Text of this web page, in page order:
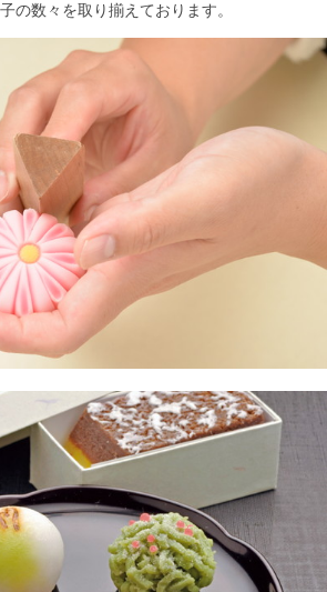
の数々を取り揃えております。